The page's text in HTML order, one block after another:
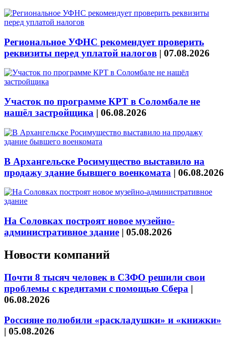
Региональное УФНС рекомендует проверить
реквизиты перед уплатой налогов | 07.08.2026
Участок по программе КРТ в Соломбале не
нашёл застройщика | 06.08.2026
В Архангельске Росимущество выставило на
продажу здание бывшего военкомата | 06.08.2026
На Соловках построят новое музейно-
административное здание | 05.08.2026
Новости компаний
Почти 8 тысяч человек в СЗФО решили свои
проблемы с кредитами с помощью Сбера |
06.08.2026
Россияне полюбили «раскладушки» и «книжки»
| 05.08.2026